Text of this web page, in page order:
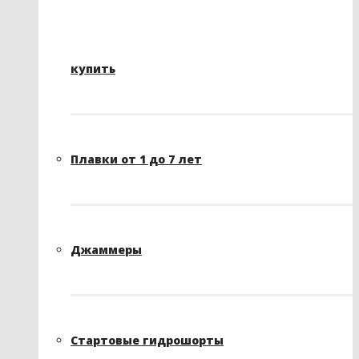
купить
Плавки от 1 до 7 лет
Джаммеры
Стартовые гидрошорты